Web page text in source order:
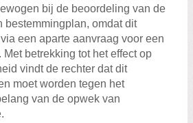
bij de beoordeling van de
bestemmingplan, omdat dit
een aparte aanvraag voor een
betrekking tot het effect op
vindt de rechter dat dit
moet worden tegen het
van de opwek van